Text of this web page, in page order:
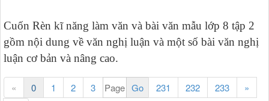
Cuốn Rèn kĩ năng làm văn và bài văn mẫu lớp 8 tập 2
gồm nội dung về văn nghị luận và một số bài văn nghị
luận cơ bản và nâng cao.
« 0 1 2 3 231 232 233
»